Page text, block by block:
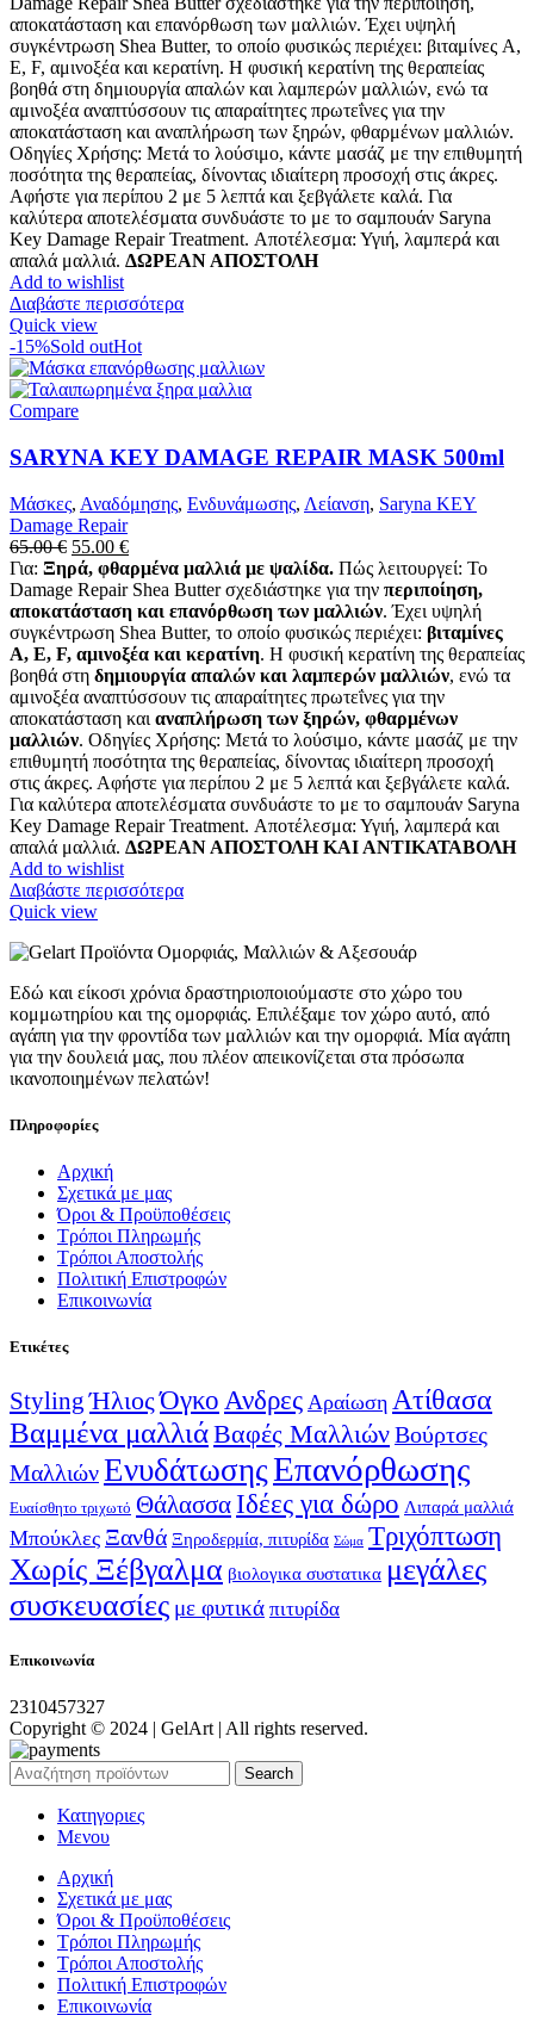
45.00 €.είναι:
42.00 €.
αποκατάσταση και επανόρθωση των μαλλιών. Έχει υψηλή
συγκέντρωση Shea Butter, το οποίο φυσικώς περιέχει: βιταμίνες A,
E, F, αμινοξέα και κερατίνη. Η φυσική κερατίνη της θεραπείας
βοηθά στη δημιουργία απαλών και λαμπερών μαλλιών, ενώ τα
αμινοξέα αναπτύσσουν τις απαραίτητες πρωτεΐνες για την
αποκατάσταση και αναπλήρωση των ξηρών, φθαρμένων μαλλιών.
Οδηγίες Χρήσης: Μετά το λούσιμο, κάντε μασάζ με την επιθυμητή
ποσότητα της θεραπείας, δίνοντας ιδιαίτερη προσοχή στις άκρες.
Αφήστε για περίπου 2 με 5 λεπτά και ξεβγάλετε καλά. Για
καλύτερα αποτελέσματα συνδυάστε το με το σαμπουάν Saryna
Key Damage Repair Treatment. Αποτέλεσμα: Υγιή, λαμπερά και
απαλά μαλλιά. ΔΩΡΕΑΝ ΑΠΟΣΤΟΛΗ
Add to wishlist
Διαβάστε περισσότερα
Quick view
-15%Sold outHot
Compare
SARYNA KEY DAMAGE REPAIR MASK 500ml
Μάσκες, Αναδόμησης, Ενδυνάμωσης, Λείανση, Saryna KEY
Damage Repair
65.00€ Original
price
was:
65.00 €.
55.00 €Η
τρέχουσα
τιμή
είναι:
55.00 €.
Για: Ξηρά, φθαρμένα μαλλιά με ψαλίδα. Πώς λειτουργεί: Το
Damage Repair Shea Butter σχεδιάστηκε για την περιποίηση,
αποκατάσταση και επανόρθωση των μαλλιών. Έχει υψηλή
συγκέντρωση Shea Butter, το οποίο φυσικώς περιέχει: βιταμίνες
A, E, F, αμινοξέα και κερατίνη. Η φυσική κερατίνη της θεραπείας
βοηθά στη δημιουργία απαλών και λαμπερών μαλλιών, ενώ τα
αμινοξέα αναπτύσσουν τις απαραίτητες πρωτεΐνες για την
αποκατάσταση και αναπλήρωση των ξηρών, φθαρμένων
μαλλιών. Οδηγίες Χρήσης: Μετά το λούσιμο, κάντε μασάζ με την
επιθυμητή ποσότητα της θεραπείας, δίνοντας ιδιαίτερη προσοχή
στις άκρες. Αφήστε για περίπου 2 με 5 λεπτά και ξεβγάλετε καλά.
Για καλύτερα αποτελέσματα συνδυάστε το με το σαμπουάν Saryna
Key Damage Repair Treatment. Αποτέλεσμα: Υγιή, λαμπερά και
απαλά μαλλιά. ΔΩΡΕΑΝ ΑΠΟΣΤΟΛΗ ΚΑΙ ΑΝΤΙΚΑΤΑΒΟΛΗ
Add to wishlist
Διαβάστε περισσότερα
Quick view
Εδώ και είκοσι χρόνια δραστηριοποιούμαστε στο χώρο του
κομμωτηρίου και της ομορφιάς. Επιλέξαμε τον χώρο αυτό, από
αγάπη για την φροντίδα των μαλλιών και την ομορφιά. Μία αγάπη
για την δουλειά μας, που πλέον απεικονίζεται στα πρόσωπα
ικανοποιημένων πελατών!
Πληροφορίες
Αρχική
Σχετικά με μας
Όροι & Προϋποθέσεις
Τρόποι Πληρωμής
Τρόποι Αποστολής
Πολιτική Επιστροφών
Επικοινωνία
Ετικέτες
Styling Ήλιος ΌγκοΑνδρες Αραίωση Ατίθασα
Βαμμένα μαλλιάΒαφές ΜαλλιώνΒούρτσες
ΜαλλιώνΕνυδάτωσηςΕπανόρθωσης
Ευαίσθητο τριχωτό ΘάλασσαΙδέες για δώρο Λιπαρά μαλλιά
Μπούκλες Ξανθά Ξηροδερμία, πιτυρίδα Σώμα Τριχόπτωση
Χωρίς Ξέβγαλμα βιολογικα συστατικα μεγάλες
συσκευασίες με φυτικά πιτυρίδα
Επικοινωνία
2310457327
Copyright © 2024 | GelArt | All rights reserved.
Search
Κατηγοριες
Μενου
Αρχική
Σχετικά με μας
Όροι & Προϋποθέσεις
Τρόποι Πληρωμής
Τρόποι Αποστολής
Πολιτική Επιστροφών
Επικοινωνία